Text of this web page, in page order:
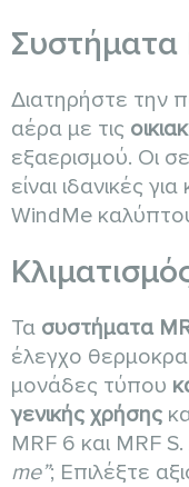
Συστήματα
Διατηρήστε την
αέρα με τις
εξαερισμού. Οι
είναι ιδανικές
WindMe
Τα συστήματα
έλεγχο
μονάδες τύπου
γενικής χρήσης
MRF 6 και MRF
me”; Επιλέξτε